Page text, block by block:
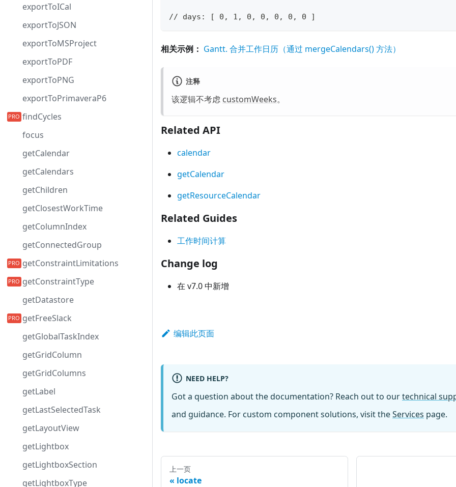
exportToICal
exportToJSON
exportToMSProject
exportToPDF
exportToPNG
exportToPrimaveraP6
findCycles
focus
getCalendar
getCalendars
getChildren
getClosestWorkTime
getColumnIndex
getConnectedGroup
getConstraintLimitations
getConstraintType
getDatastore
getFreeSlack
getGlobalTaskIndex
getGridColumn
getGridColumns
getLabel
getLastSelectedTask
getLayoutView
getLightbox
getLightboxSection
getLightboxType
// days: [ 0, 1, 0, 0, 0, 0, 0 ]
相关示例： Gantt. 合并工作日历（通过 mergeCalendars() 方法）
注释
该逻辑不考虑 customWeeks。
Related API
calendar
getCalendar
getResourceCalendar
Related Guides
工作时间计算
Change log
在 v7.0 中新增
编辑此页面
NEED HELP?
Got a question about the documentation? Reach out to ourtechnical
and guidance. For custom component solutions, visit theServices page.
上一页
locate